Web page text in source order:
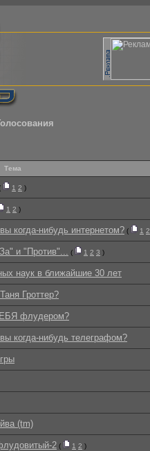
Тема
1 2 )
1 2 )
когда-нибудь интернетом? ( 1 2
и "Против"... ( 1 2 3 )
наук в ближайшие 30 лет
Гроттер?
флудером?
когда-нибудь телеграфом?
(tm)
2 ( 1 2 )